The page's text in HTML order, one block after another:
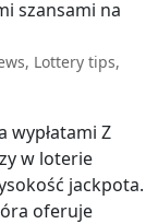
szansami na
, Lottery tips,
wypłatami Z
w loterie
jackpota.
oferuje